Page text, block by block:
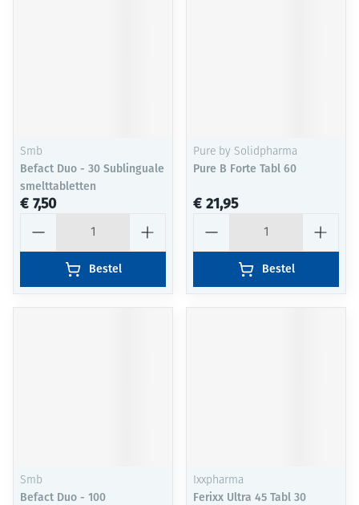
Smb
Befact Duo - 30 Sublinguale
smelttabletten
€ 7,50
Bestel
Pure by Solidpharma
Pure B Forte Tabl 60
€ 21,95
Bestel
Smb
Befact Duo - 100
Ixxpharma
Ferixx Ultra 45 Tabl 30